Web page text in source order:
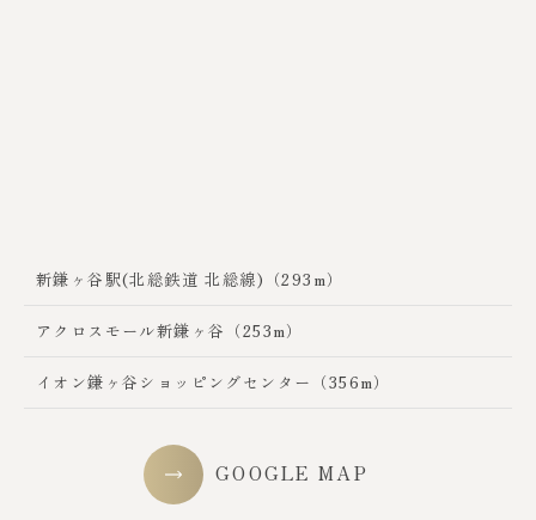
新鎌ヶ谷駅(北総鉄道 北総線)（293m）
アクロスモール新鎌ヶ谷（253m）
イオン鎌ヶ谷ショッピングセンター（356m）
GOOGLE MAP